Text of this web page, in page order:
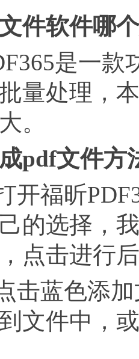
件软件哪
是一款
量处理，
。
pdf文件方
福昕
的选择，
点击进行
蓝色添加
文件中，